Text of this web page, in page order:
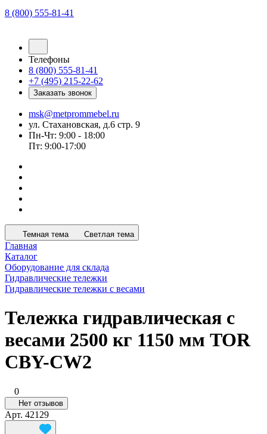
8 (800) 555-81-41
Телефоны
8 (800) 555-81-41
+7 (495) 215-22-62
Заказать звонок
msk@metprommebel.ru
ул. Стахановская, д.6 стр. 9
Пн-Чт: 9:00 - 18:00
Пт: 9:00-17:00
Темная тема Светлая тема
Главная
Каталог
Оборудование для склада
Гидравлические тележки
Гидравлические тележки с весами
Тележка гидравлическая с
весами 2500 кг 1150 мм TOR
CBY-CW2
0
Нет отзывов
Арт. 42129